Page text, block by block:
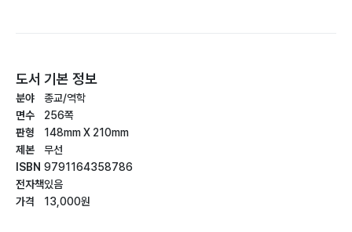
도서 기본 정보
분야
면수
판형
제본
ISBN
전자책
가격
종교/역학
256쪽
148mm X 210mm
무선
9791164358786
있음
13,000원